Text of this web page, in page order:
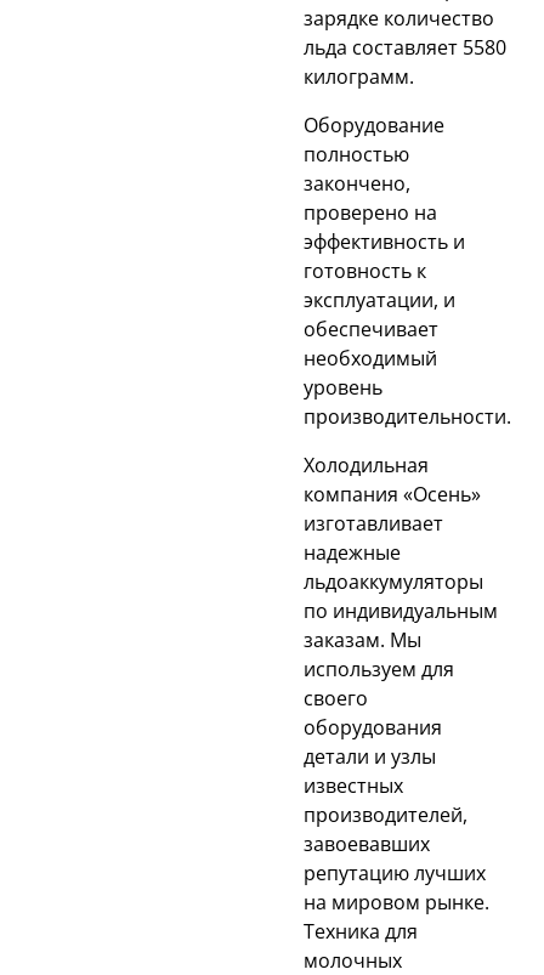
зарядке количество
льда составляет 5580
килограмм.
Оборудование
полностью
закончено,
проверено на
эффективность и
готовность к
эксплуатации, и
обеспечивает
необходимый
уровень
производительности.
Холодильная
компания «Осень»
изготавливает
надежные
льдоаккумуляторы
по индивидуальным
заказам. Мы
используем для
своего
оборудования
детали и узлы
известных
производителей,
завоевавших
репутацию лучших
на мировом рынке.
Техника для
молочных